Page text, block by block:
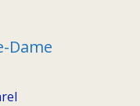
Dame